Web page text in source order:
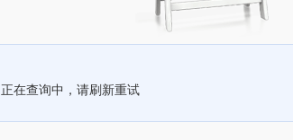
正在查询中，请刷新重试